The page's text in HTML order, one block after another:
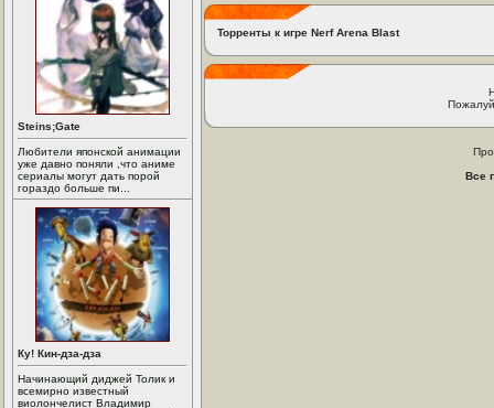
Steins;Gate
Любители японской анимации
уже давно поняли ,что аниме
сериалы могут дать порой
гораздо больше пи...
Ку! Кин-дза-дза
Начинающий диджей Толик и
всемирно известный
виолончелист Владимир
Торренты к игре Nerf Arena Blast
Все